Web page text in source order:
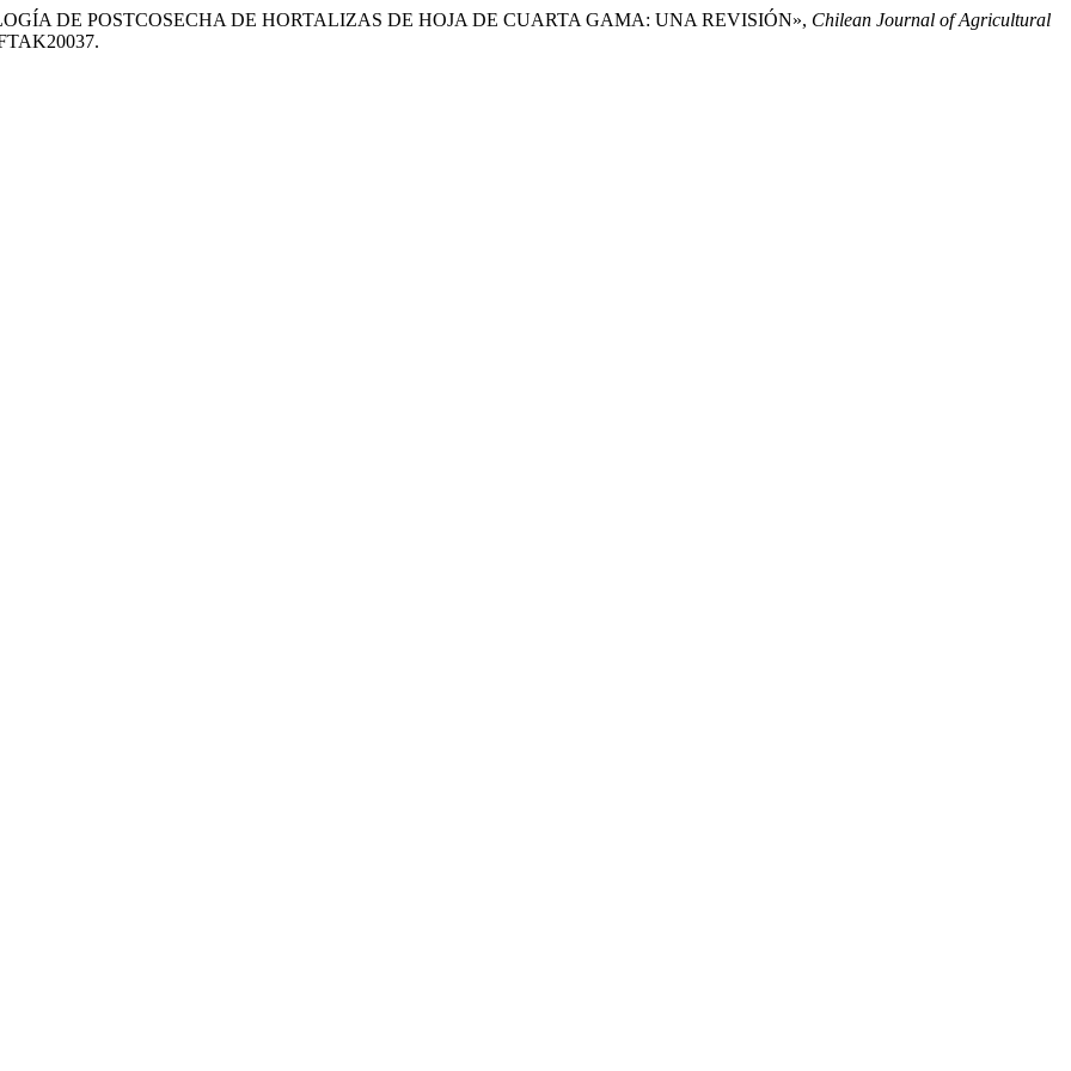
DE POSTCOSECHA DE HORTALIZAS DE HOJA DE CUARTA GAMA: UNA REVISIÓN», Chilean Journal of Agricultural